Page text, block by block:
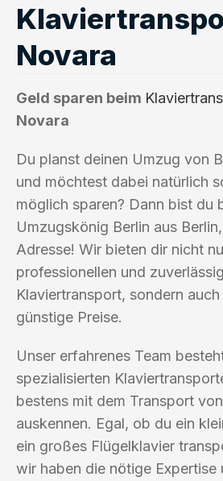
Novara
Geld sparen beim
Novara
Du planst deinen Umzug von
und möchtest dabei natürlich
möglich sparen? Dann bist du
Umzugskönig Berlin aus
Adresse! Wir bieten dir nicht
professionellen und
Klaviertransport, sondern
günstige Preise.
Unser erfahrenes Team
spezialisierten
bestens mit dem Transport
auskennen. Egal, ob du ein
ein großes Flügelklavier
wir haben die nötige Expertise